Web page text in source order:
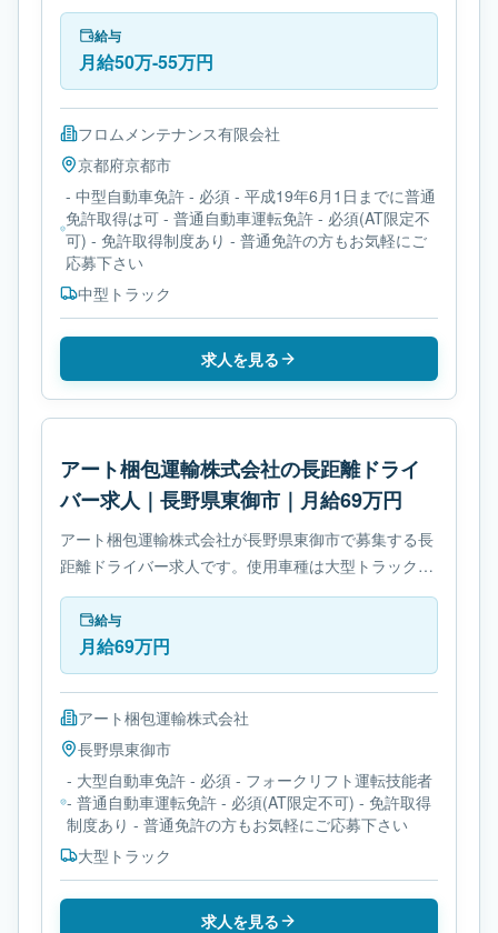
型トラックです。勤務時間は- 休憩時間: 60分です。
必要免許は- 中型自動車免許です。
給与
月給50万-55万円
フロムメンテナンス有限会社
京都府京都市
- 中型自動車免許 - 必須 - 平成19年6月1日までに普通
免許取得は可 - 普通自動車運転免許 - 必須(AT限定不
可) - 免許取得制度あり - 普通免許の方もお気軽にご
応募下さい
中型トラック
求人を見る
アート梱包運輸株式会社の長距離ドライ
バー求人｜長野県東御市｜月給69万円
アート梱包運輸株式会社が長野県東御市で募集する長
距離ドライバー求人です。使用車種は大型トラックで
す。勤務時間は- 変形労働時間制です。必要免許は- 大
型自動車免許です。
給与
月給69万円
アート梱包運輸株式会社
長野県東御市
- 大型自動車免許 - 必須 - フォークリフト運転技能者
- 普通自動車運転免許 - 必須(AT限定不可) - 免許取得
制度あり - 普通免許の方もお気軽にご応募下さい
大型トラック
求人を見る